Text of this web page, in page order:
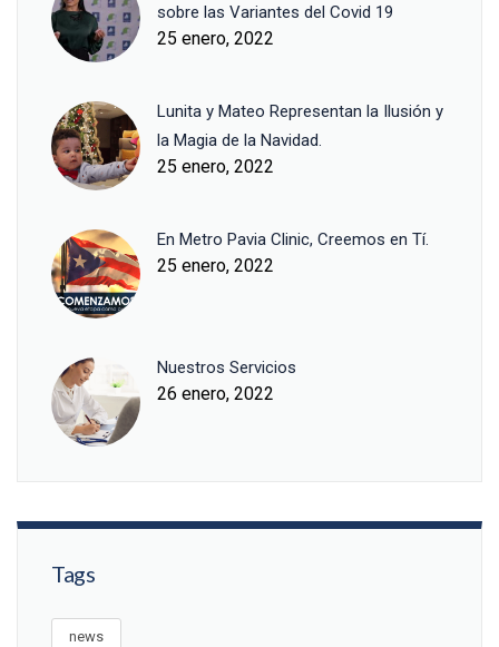
sobre las Variantes del Covid 19
25 enero, 2022
Lunita y Mateo Representan la Ilusión y
la Magia de la Navidad.
25 enero, 2022
En Metro Pavia Clinic, Creemos en Tí.
25 enero, 2022
Nuestros Servicios
26 enero, 2022
Tags
news